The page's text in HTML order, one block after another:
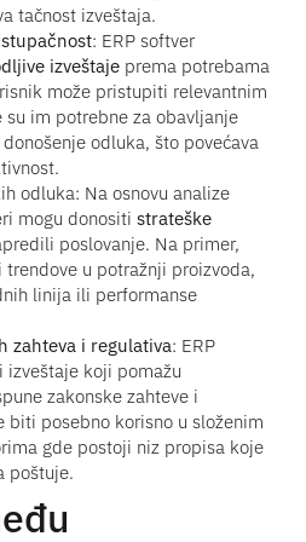
tačnost izveštaja.
: ERP softver
izveštaje prema potrebama
može pristupiti relevantnim
im potrebne za obavljanje
odluka, što povećava
odluka: Na osnovu analize
mogu donositi strateške
poslovanje. Na primer,
u potražnji proizvoda,
linija ili performanse
zahteva i regulativa: ERP
izveštaje koji pomažu
zakonske zahteve i
biti posebno korisno u složenim
gde postoji niz propisa koje
poštuje.